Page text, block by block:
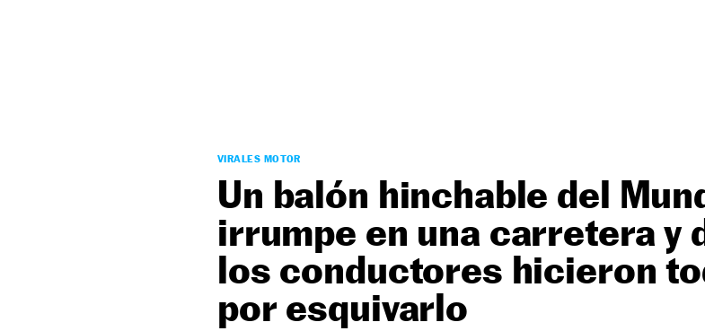
VIRALES MOTOR
Un balón hinchable del
irrumpe en una carretera y
los conductores hicieron
por esquivarlo